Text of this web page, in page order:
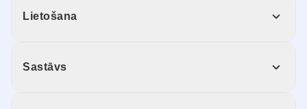
Lietošana
Sastāvs